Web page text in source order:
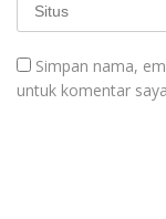
Simpan nama,
untuk komentar